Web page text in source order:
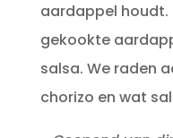
aardappel houdt.
gekookte
salsa. We raden
chorizo en wat